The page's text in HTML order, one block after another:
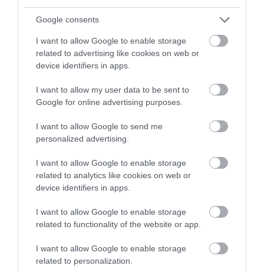
Google consents
I want to allow Google to enable storage
related to advertising like cookies on web or
device identifiers in apps.
I want to allow my user data to be sent to
Google for online advertising purposes.
I want to allow Google to send me
personalized advertising.
I want to allow Google to enable storage
related to analytics like cookies on web or
device identifiers in apps.
I want to allow Google to enable storage
related to functionality of the website or app.
I want to allow Google to enable storage
related to personalization.
ROVATOK
Agrár
Pénz
Életstílus